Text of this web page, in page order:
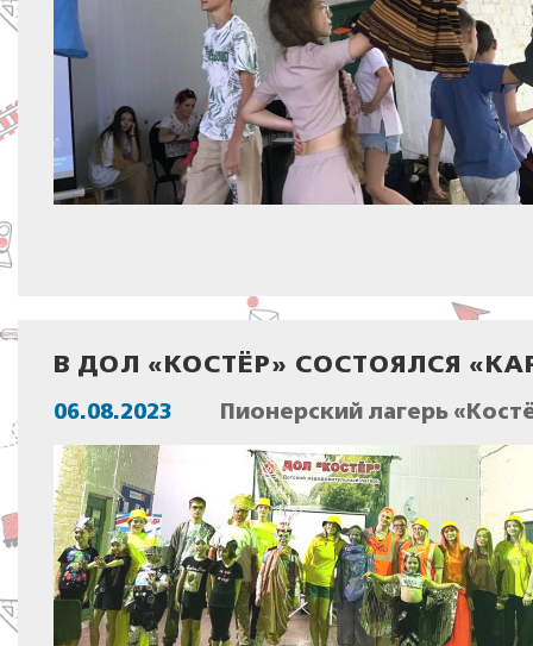
В ДОЛ «КОСТЁР» СОСТОЯЛСЯ
06.08.2023 Пионерский лагерь